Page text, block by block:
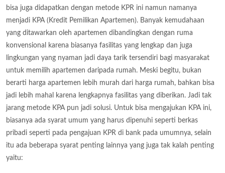
bisa juga didapatkan dengan metode KPR ini namun namanya
menjadi KPA (Kredit Pemilikan Apartemen). Banyak kemudahaan
yang ditawarkan oleh apartemen dibandingkan dengan ruma
konvensional karena biasanya fasilitas yang lengkap dan juga
lingkungan yang nyaman jadi daya tarik tersendiri bagi masyarakat
untuk memilih apartemen daripada rumah. Meski begitu, bukan
berarti harga apartemen lebih murah dari harga rumah, bahkan bisa
jadi lebih mahal karena lengkapnya fasilitas yang diberikan. Jadi tak
jarang metode KPA pun jadi solusi. Untuk bisa mengajukan KPA ini,
biasanya ada syarat umum yang harus dipenuhi seperti berkas
pribadi seperti pada pengajuan KPR di bank pada umumnya, selain
itu ada beberapa syarat penting lainnya yang juga tak kalah penting
yaitu: